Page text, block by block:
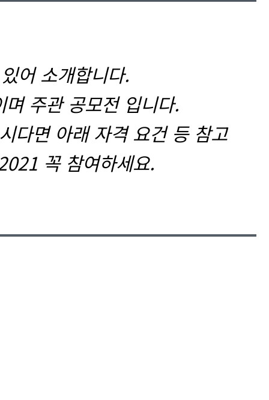
어 소개합니다.
주관 공모전 입니다.
다면 아래 자격 요건 등 참고
꼭 참여하세요.